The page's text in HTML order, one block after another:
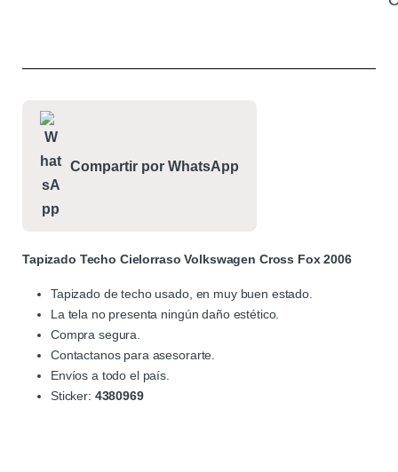
Compartir por WhatsApp
Tapizado Techo Cielorraso Volkswagen Cross Fox 2006
Tapizado de techo usado, en muy buen estado.
La tela no presenta ningún daño estético.
Compra segura.
Contactanos para asesorarte.
Envíos a todo el país.
Sticker: 4380969